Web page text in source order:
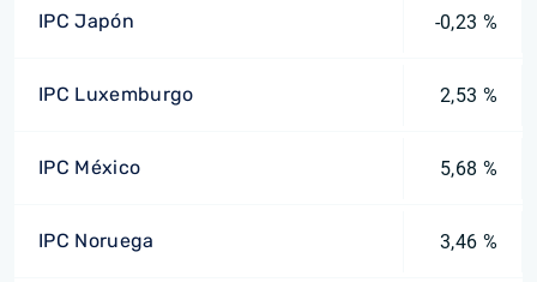
IPC Japón -0,23 %
IPC Luxemburgo 2,53 %
IPC México 5,68 %
IPC Noruega 3,46 %